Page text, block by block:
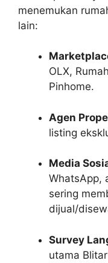
menemukan
lain:
OLX,
Pinhome.
Agen
listing
Media
WhatsApp,
sering
dijual/
Survey
utama